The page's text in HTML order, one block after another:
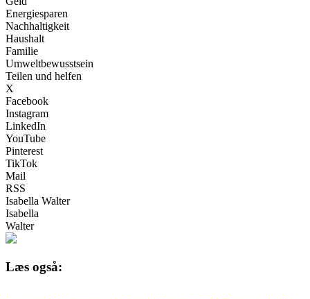
Energiesparen
Nachhaltigkeit
Haushalt
Familie
Umweltbewusstsein
Teilen und helfen
X
Facebook
Instagram
LinkedIn
YouTube
Pinterest
TikTok
Mail
RSS
Isabella Walter
Isabella
Walter
Læs også: